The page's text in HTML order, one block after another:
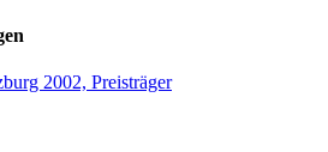
2002, Preisträger